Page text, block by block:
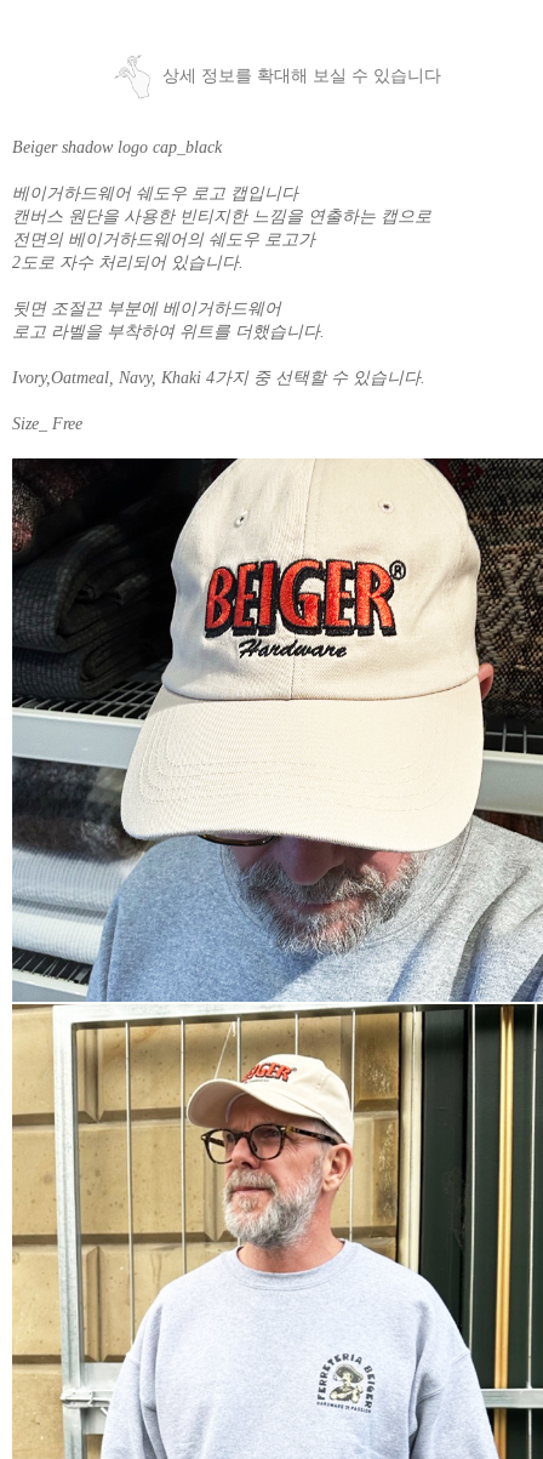
상세 정보를 확대해 보실 수 있습니다
Beiger shadow logo cap_black
베이거하드웨어 쉐도우 로고 캡입니다
캔버스 원단을 사용한 빈티지한 느낌을 연출하는 캡으로
전면의 베이거하드웨어의 쉐도우 로고가
2도로 자수 처리되어 있습니다.
뒷면 조절끈 부분에 베이거하드웨어
로고 라벨을 부착하여 위트를 더했습니다.
Ivory,Oatmeal, Navy, Khaki 4가지 중 선택할 수 있습니다.
Size_ Free